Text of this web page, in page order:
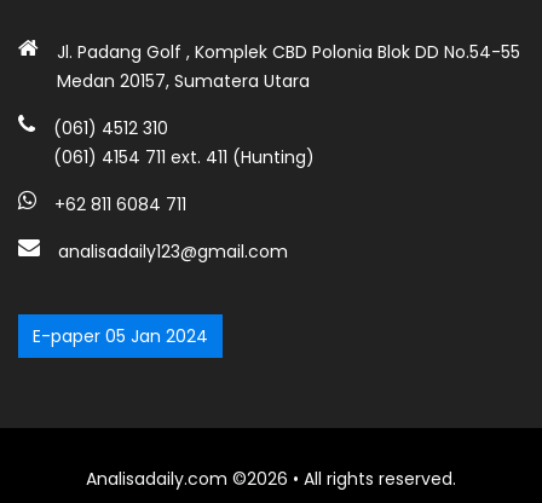
Jl. Padang Golf , Komplek CBD Polonia Blok DD No.54-55
Medan 20157, Sumatera Utara
(061) 4512 310
(061) 4154 711 ext. 411 (Hunting)
+62 811 6084 711
analisadaily123@gmail.com
E-paper 05 Jan 2024
Analisadaily.com ©2026 • All rights reserved.